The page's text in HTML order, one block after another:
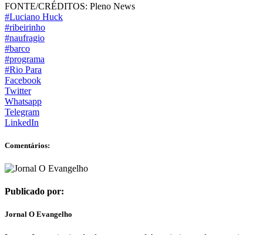
FONTE/CRÉDITOS: Pleno News
#Luciano Huck
#ribeirinho
#naufragio
#barco
#programa
#Rio Para
Facebook
Twitter
Whatsapp
Telegram
LinkedIn
Comentários:
Publicado por:
Jornal O Evangelho